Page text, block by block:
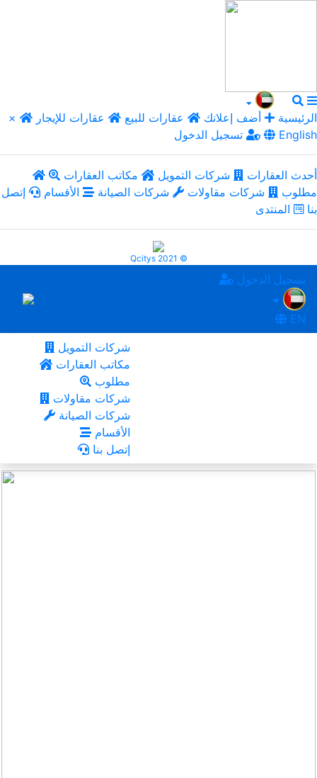
× الرئيسية أضف إعلانك عقارات للبيع
عقارات للإيجار
تسجيل الدخول
English
أحدث العقارات شركات التمويل
مكاتب العقارات
مطلوب
شركات مقاولات شركات الصيانة الأقسام
إتصل
بنا
المنتدى
Qcitys 2021 ©
تسجيل الدخول
EN
شركات التمويل
مكاتب العقارات
مطلوب
شركات مقاولات
شركات الصيانة
الأقسام
إتصل بنا